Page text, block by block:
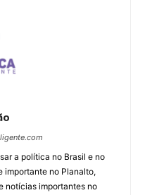
a política no Brasil e no
importante no Planalto,
notícias importantes no